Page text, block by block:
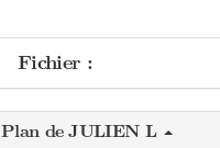
Fichier :
Plan de JULIEN L